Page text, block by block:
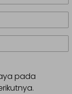
pada